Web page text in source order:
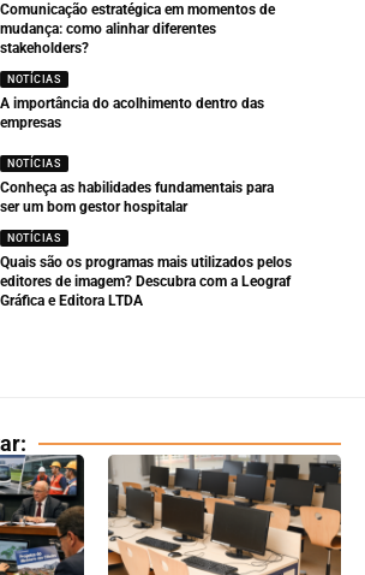
Comunicação estratégica em momentos de
mudança: como alinhar diferentes
stakeholders?
NOTÍCIAS
A importância do acolhimento dentro das
empresas
NOTÍCIAS
Conheça as habilidades fundamentais para
ser um bom gestor hospitalar
NOTÍCIAS
Quais são os programas mais utilizados pelos
editores de imagem? Descubra com a Leograf
Gráfica e Editora LTDA